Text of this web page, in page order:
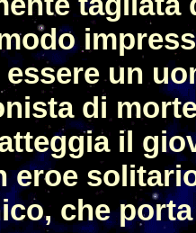
un
di
il
eroe
che